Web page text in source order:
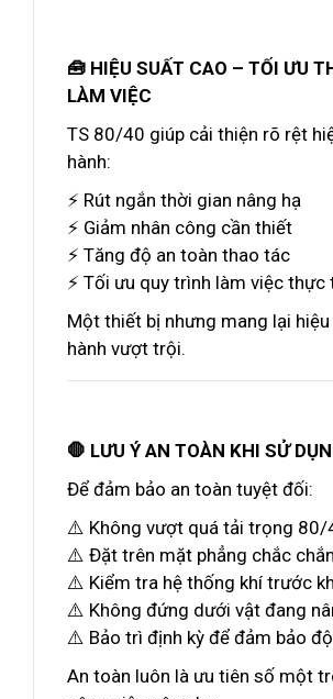
🧰 HIỆU SUẤT CAO – TỐI ƯU
LÀM VIỆC
TS 80/40 giúp cải thiện rõ rệt
hành:
⚡ Rút ngắn thời gian nâng hạ
⚡ Giảm nhân công cần thiết
⚡ Tăng độ an toàn thao tác
⚡ Tối ưu quy trình làm việc thực
Một thiết bị nhưng mang lại
hành vượt trội.
🛑 LƯU Ý AN TOÀN KHI SỬ
Để đảm bảo an toàn tuyệt đối:
⚠️ Không vượt quá tải trọng 80/
⚠️ Đặt trên mặt phẳng chắc chắn
⚠️ Kiểm tra hệ thống khí trước
⚠️ Không đứng dưới vật đang
⚠️ Bảo trì định kỳ để đảm bảo
An toàn luôn là ưu tiên số một